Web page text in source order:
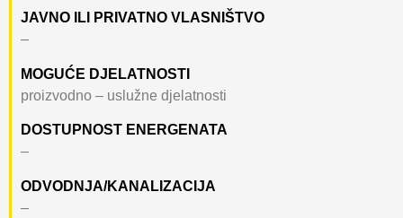
JAVNO ILI PRIVATNO VLASNIŠTVO
–
MOGUĆE DJELATNOSTI
proizvodno – uslužne djelatnosti
DOSTUPNOST ENERGENATA
–
ODVODNJA/KANALIZACIJA
–